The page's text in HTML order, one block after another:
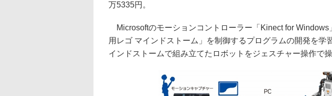
万5335円。
Microsoftのモーションコントローラー「Kinect for Windows
用レゴ マインドストーム」を制御するプログラムの開発を学
インドストームで組み立てたロボットをジェスチャー操作で操